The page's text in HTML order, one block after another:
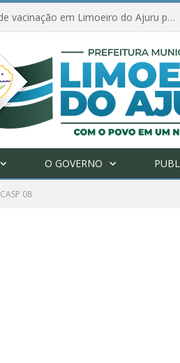
Amanhã começa nova etapa de vacinação em Limoeiro do Ajuru para idosos com 65 ou mais
O GOVERNO
08